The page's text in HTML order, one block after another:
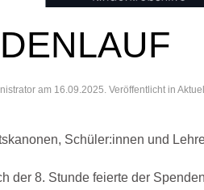
am 16.09.2025. Veröffentlicht in
Schüler:innen und
der 8. Stunde feierte der